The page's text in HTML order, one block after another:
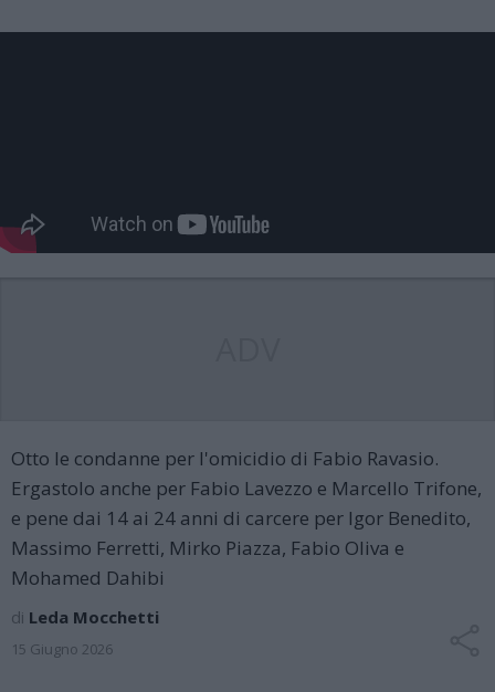
Otto le condanne per l'omicidio di Fabio Ravasio.
Ergastolo anche per Fabio Lavezzo e Marcello Trifone,
e pene dai 14 ai 24 anni di carcere per Igor Benedito,
Massimo Ferretti, Mirko Piazza, Fabio Oliva e
Mohamed Dahibi
di Leda Mocchetti
15 Giugno 2026